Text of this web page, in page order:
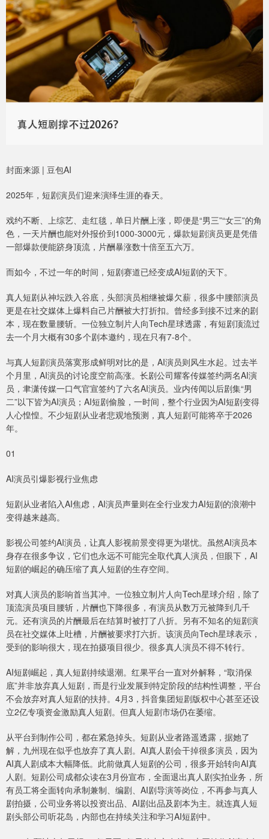
封面来源 | 豆包AI
2025年，短剧演员们迎来演绎生涯的春天。
戏约不断、上综艺、走红毯，单日片酬上涨，即便是“男三”“女三”的角
色，一天片酬也能对外报价到1000-3000元，爆款短剧演员更是凭借
一部爆款便能跻身顶流，片酬暴涨数十倍至五六万。
而如今，不过一年的时间，短剧赛道已经变成AI短剧的天下。
真人短剧从神坛跌入谷底，头部演员相继被爆欠薪，很多中腰部演员
更是在社交媒体上爆料自己片酬被大打折扣。曾经多到接不过来的剧
本，现在数量腰斩。一位独立制片人向Tech星球透露，有短剧顶流过
去一个月大概有30多个剧本邀约，现在只有7-8个。
与真人短剧演员落寞形成鲜明对比的是，AI演员则风生水起。过去半
个月里，AI演员的讨论度空前高涨。长剧公司耀客传媒签约两名AI演
员，聿潇传媒一口气官宣签约了六名AI演员。业内传闻以后剧集“男
二”以下皆为AI演员；AI短剧偷脸，一时间，整个行业因为AI短剧变得
人心惶惶。不少短剧从业者悲观地预测，真人短剧可能将卒于2026
年。
01
AI演员引爆影视行业焦虑
短剧从业者陷入AI焦虑，AI演员声量则在全行业发力AI短剧的浪潮中
变得越来越高。
影视公司签约AI演员，让真人影视前景变得更为堪忧。虽然AI演员本
身存在很多争议，它们也永远不可能完全取代真人演员，但眼下，AI
短剧的崛起的确压缩了真人短剧的生存空间。
对真人演员的影响首当其冲。一位独立制片人向Tech星球介绍，除了
顶流演员项目腰斩，片酬也下降很多，有演员从数万元被降到几千
元。还有演员的片酬最后在结算时被打了八折。另有不知名的短剧演
员在社交媒体上吐槽，片酬被要求打六折。该演员向Tech星球表示，
受到的影响很大，现在拍摄项目很少。很多真人演员不得不转行。
AI短剧崛起，真人短剧持续退潮。红果平台一直对外解释，“取消保
底”并非放弃真人短剧，而是行业发展到特定阶段的结构性调整，平台
不会放弃对真人短剧的扶持。4月3，抖音集团短剧版权中心甚至还设
立2亿专项资金激励真人短剧。但真人短剧市场仍在萎缩。
从平台到制作公司，都在紧急掉头。短剧从业者路遥透露，据她了
解，九州现在似乎也放弃了真人剧。AI真人剧会干掉很多演员，因为
AI真人剧成本大幅降低。此前做真人短剧的公司，很多开始转向AI真
人剧。短剧公司成都众读在3月份宣布，全面退出真人剧实拍业务，所
有员工将全面转向承制兼制、编剧、AI剧导演等岗位，不再参与真人
剧拍摄，公司业务将以投资出品、AI剧出品及剧本为主。就连真人短
剧头部公司听花岛，内部也在持续关注和学习AI短剧中。